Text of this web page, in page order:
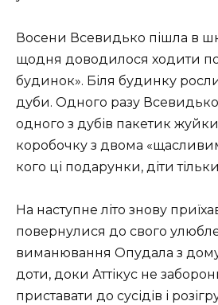
Восени Всевидько пішла в
щодня доводилося ходити
будинок». Біля будинку росли
дуби. Одного разу
одного з дубів пакетик
коробочку з двома
кого ці подарунки, діти
На наступне літо знову
повернулися до свого
виманювання Опудала з
доти, доки Аттікус не
приставати до сусідів і